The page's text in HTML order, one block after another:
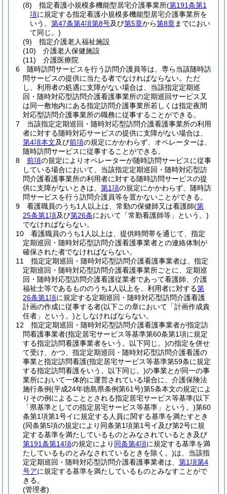
(8)
指定看護小規模多機能型居宅介護事業所(第191条第1
項に規定する指定看護小規模多機能型居宅介護事業所を
いう。 第47条第4項第8号及び第5章から第8章までにおい
て同じ。)
(9)
指定介護老人福祉施設
(10)
介護老人保健施設
(11)
介護医療院
6
随時訪問サービスを行う訪問介護員等は、専ら当該随時訪
問サービスの提供に当たる者でなければならない。 ただ
し、利用者の処遇に支障がない場合は、当該指定定期巡
回・随時対応型訪問介護看護事業所の定期巡回サービス又
は同一敷地内にある指定訪問介護事業所若しくは指定夜間
対応型訪問介護事業所の職務に従事することができる。
7
当該指定定期巡回・随時対応型訪問介護看護事業所の利用
者に対する随時対応サービスの提供に支障がない場合は、
第4項本文及び前項の規定にかかわらず、オペレーターは、
随時訪問サービスに従事することができる。
8
前項の規定によりオペレーターが随時訪問サービスに従事
している場合において、当該指定定期巡回・随時対応型訪
問介護看護事業所の利用者に対する随時訪問サービスの提
供に支障がないときは、 第1項の規定にかかわらず、随時訪
問サービスを行う訪問介護員等を置かないことができる。
9
看護職員のうち1人以上は、常勤の保健師又は看護師(第
25条第1項及び第26条において「常勤看護師等」という。)
でなければならない。
10
看護職員のうち1人以上は、提供時間帯を通じて、指定
定期巡回・随時対応型訪問介護看護事業者との連絡体制が
確保された者でなければならない。
11
指定定期巡回・随時対応型訪問介護看護事業者は、指定
定期巡回・随時対応型訪問介護看護事業所ごとに、定期巡
回・随時対応型訪問介護看護従業者であって看護師、介護
福祉士等であるもののうち1人以上を、利用者に対する第
26条第1項に規定する定期巡回・随時対応型訪問介護看護
計画の作成に従事する者(以下この章において「計画作成責
任者」という。)としなければならない。
12
指定定期巡回・随時対応型訪問介護看護事業者が指定訪
問看護事業者(指定居宅サービス等基準第60条第1項に規定
する指定訪問看護事業者をいう。以下同じ。)の指定を併せ
て受け、かつ、指定定期巡回・随時対応型訪問介護看護の
事業と指定訪問看護(指定居宅サービス等基準第59条に規定
する指定訪問看護をいう。以下同じ。)の事業とが同一の事
業所において一体的に運営されている場合に、介護保険法
施行条例(平成24年徳島県条例第61号)第5条本文の規定によ
りその例によることとされる指定居宅サービス等基準(以下
「県基準としての指定居宅サービス等基準」という。)第60
条第1項第1号イに規定する人員に関する基準を満たすとき
(同条第5項の規定により同条第1項第1号イ及び第2号に規
定する基準を満たしているものとみなされているとき及び
第191条第14項の規定により 同条第4項に規定する基準を満
たしているものとみなされているときを除く。)は、当該指
定定期巡回・随時対応型訪問介護看護事業者は、 第1項第4
号アに規定する基準を満たしているものとみなすことがで
きる。
(管理者)